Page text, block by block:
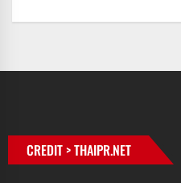
CREDIT > THAIPR.NET